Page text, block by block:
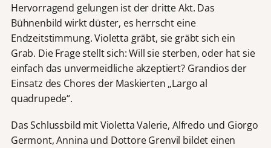
Hervorragend gelungen ist der dritte Akt. Das
Bühnenbild wirkt düster, es herrscht eine
Endzeitstimmung. Violetta gräbt, sie gräbt sich ein
Grab. Die Frage stellt sich: Will sie sterben, oder hat sie
einfach das unvermeidliche akzeptiert? Grandios der
Einsatz des Chores der Maskierten „Largo al
quadrupede“.
Das Schlussbild mit Violetta Valerie, Alfredo und Giorgo
Germont, Annina und Dottore Grenvil bildet einen